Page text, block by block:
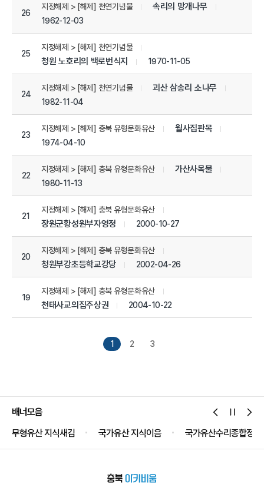
26
지정해제 > [해제] 천연기념물 속리의 망개나무
1962-12-03
25
지정해제 > [해제] 천연기념물
청원 노호리의 백로번식지 1970-11-05
24
지정해제 > [해제] 천연기념물 괴산 삼송리 소나무
1982-11-04
23
지정해제 > [해제] 충북 유형문화유산 월사집판목
1974-04-10
22
지정해제 > [해제] 충북 유형문화유산 가산사목불
1980-11-13
21
지정해제 > [해제] 충북 유형문화유산
장원군황성원부자영정 2000-10-27
20
지정해제 > [해제] 충북 유형문화유산
청원부강초등학교강당 2002-04-26
19
지정해제 > [해제] 충북 유형문화유산
천태사교의집주상권 2004-10-22
1 2 3
배너모음
무형유산 지식새김
국가유산 지식이음 국가유산수리종합정보